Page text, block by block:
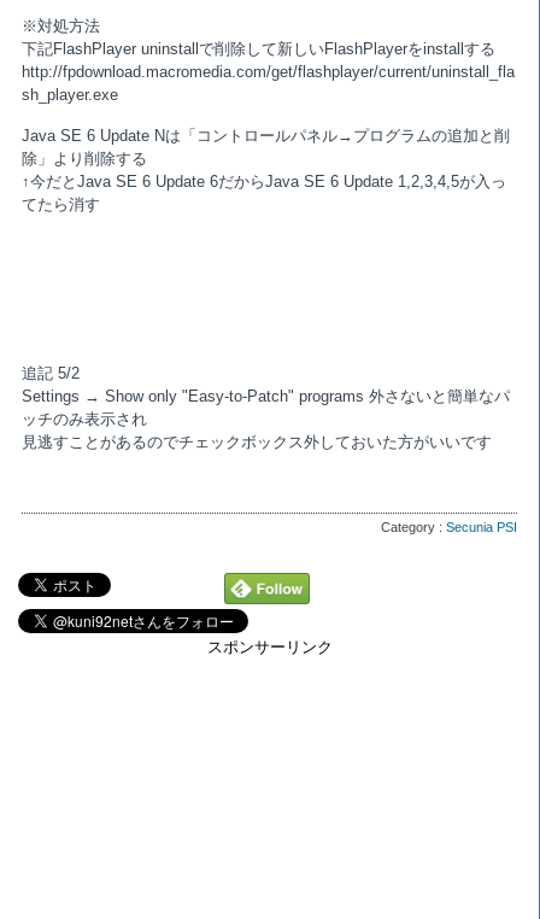
※対処方法
下記FlashPlayer uninstallで削除して新しいFlashPlayerをinstallする
http://fpdownload.macromedia.com/get/flashplayer/current/uninstall_fla
sh_player.exe
Java SE 6 Update Nは「コントロールパネル→プログラムの追加と削
除」より削除する
↑今だとJava SE 6 Update 6だからJava SE 6 Update 1,2,3,4,5が入っ
てたら消す
追記 5/2
Settings → Show only "Easy-to-Patch" programs 外さないと簡単なパ
ッチのみ表示され
見逃すことがあるのでチェックボックス外しておいた方がいいです
Category : Secunia PSI
スポンサーリンク